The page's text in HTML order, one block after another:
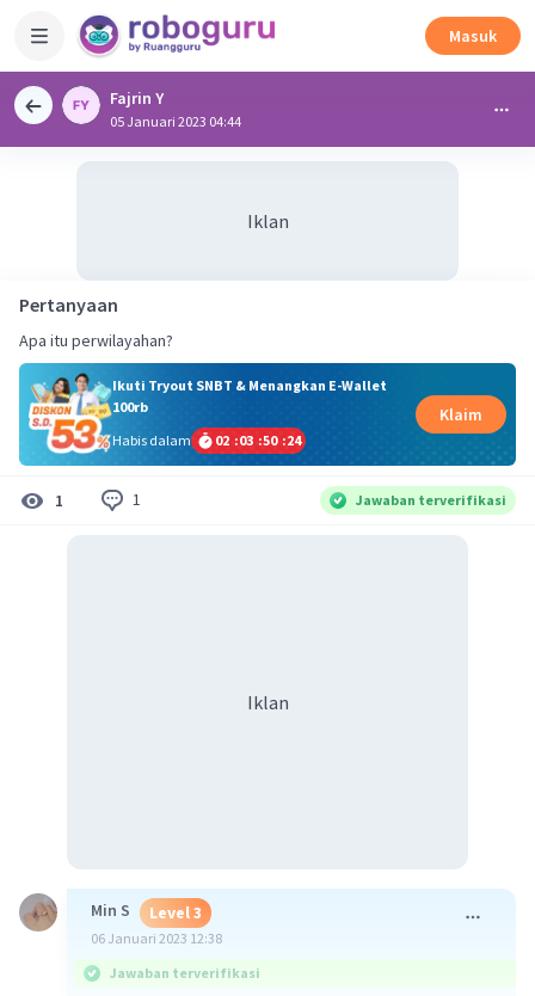
Masuk
Fajrin Y
05 Januari 2023 04:44
Iklan
Pertanyaan
Apa itu perwilayahan?
Ikuti Tryout SNBT & Menangkan E-Wallet
100rb
Habis dalam
02 :03 :50 :24
Klaim
1 1 Jawaban terverifikasi
Iklan
Min S Level 3
06 Januari 2023 12:38
Jawaban terverifikasi